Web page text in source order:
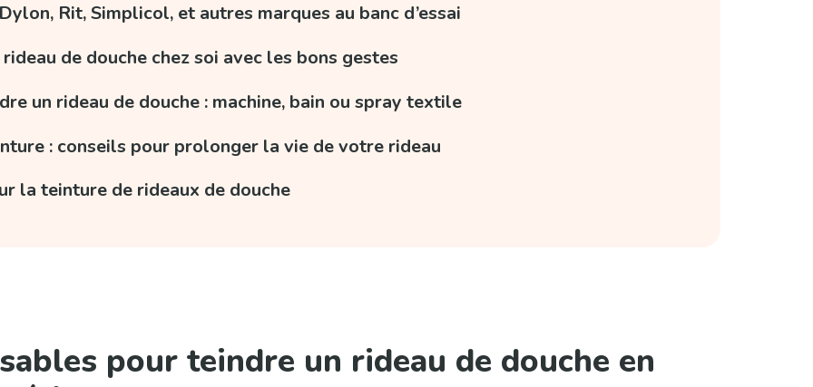
Rit, Simplicol, et autres marques au banc d’essai
de douche chez soi avec les bons gestes
un rideau de douche : machine, bain ou spray textile
: conseils pour prolonger la vie de votre rideau
la teinture de rideaux de douche
pour teindre un rideau de douche en